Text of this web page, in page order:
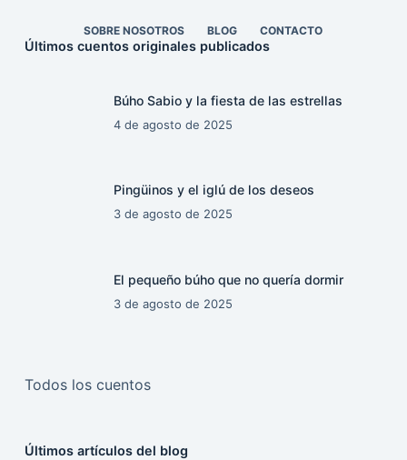
SOBRE NOSOTROS BLOG CONTACTO
Últimos cuentos originales publicados
Búho Sabio y la fiesta de las estrellas
4 de agosto de 2025
Pingüinos y el iglú de los deseos
3 de agosto de 2025
El pequeño búho que no quería dormir
3 de agosto de 2025
Todos los cuentos
Últimos artículos del blog